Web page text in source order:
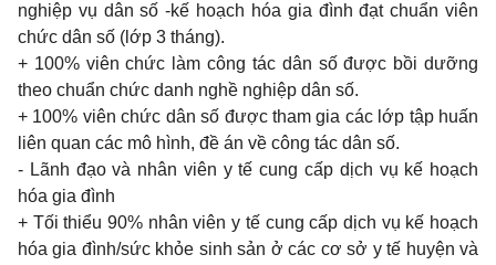
nghiệp vụ dân số -kế hoạch hóa gia đình đạt chuẩn viên
chức dân số (lớp 3 tháng).
+ 100% viên chức làm công tác dân số được bồi dưỡng
theo chuẩn chức danh nghề nghiệp dân số.
+ 100% viên chức dân số được tham gia các lớp tập huấn
liên quan các mô hình, đề án về công tác dân số.
- Lãnh đạo và nhân viên ytếcung cấp dịch vụ kế hoạch
hóa gia đình
+ Tối thiểu90% nhân viêny tế cungcấp dịch vụ kế hoạch
hóagia đình/sức khỏe sinhsản ở các cơ sở ytế huyện và